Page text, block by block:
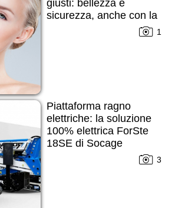
giusti: bellezza e
sicurezza, anche con la
1
Piattaforma ragno
elettriche: la soluzione
100% elettrica ForSte
18SE di Socage
3